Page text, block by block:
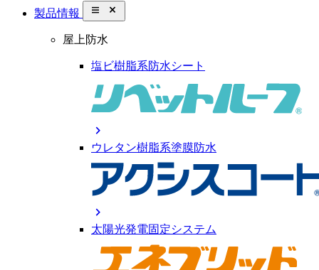
製品情報 close_small
屋上防水
塩ビ樹脂系防水シート
chevron_right
ウレタン樹脂系塗膜防水
chevron_right
太陽光発電固定システム